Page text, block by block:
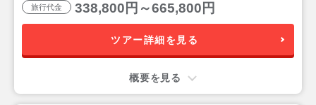
旅行代金 338,800円～665,800円
ツアー詳細を見る
概要を見る